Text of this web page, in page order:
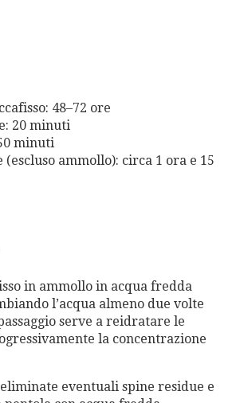
48–72 ore
20 minuti
minuti
(escluso ammollo): circa 1 ora e 15
in ammollo in acqua fredda
l’acqua almeno due volte
serve a reidratare le
la concentrazione
eventuali spine residue e